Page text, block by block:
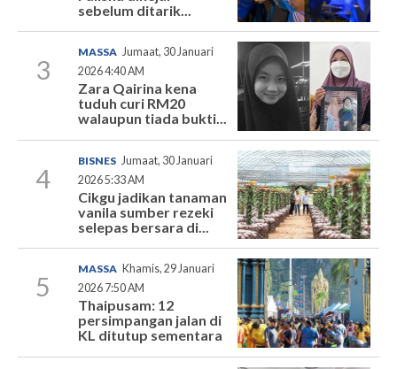
sebelum ditarik...
3
MASSA Jumaat, 30 Januari
2026 4:40 AM
Zara Qairina kena
tuduh curi RM20
walaupun tiada bukti...
4
BISNES Jumaat, 30 Januari
2026 5:33 AM
Cikgu jadikan tanaman
vanila sumber rezeki
selepas bersara di...
5
MASSA Khamis, 29 Januari
2026 7:50 AM
Thaipusam: 12
persimpangan jalan di
KL ditutup sementara